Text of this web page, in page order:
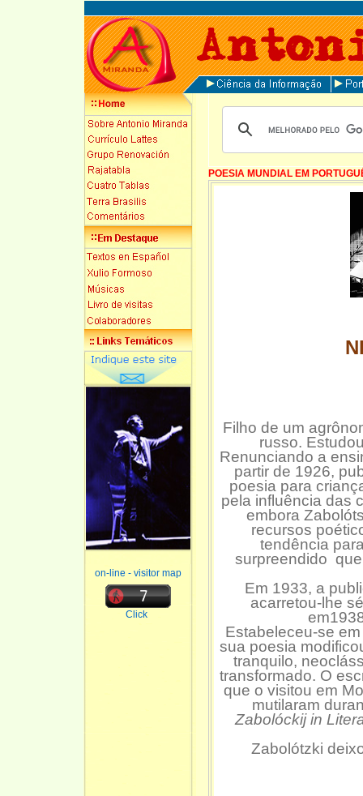
on-line - visitor map
Click
POESIA MUNDIAL EM
Filho de um
russo.
Renunciando a
partir de 1926,
poesia para
pela influência das
embora
recursos
tendência
surpreendido
Em 1933, a
acarretou-lhe
Estabeleceu-se
sua poesia
tranquilo,
transformado. O
que o visitou em
mutilaram
Zabolóckij in
Zabolótzki